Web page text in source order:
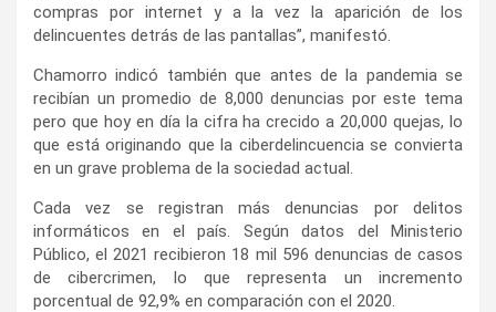
compras por internet y a la vez la aparición de los
delincuentes detrás de las pantallas”, manifestó.
Chamorro indicó también que antes de la pandemia se
recibían un promedio de 8,000 denuncias por este tema
pero que hoy en día la cifra ha crecido a 20,000 quejas, lo
que está originando que la ciberdelincuencia se convierta
en un grave problema de la sociedad actual.
Cada vez se registran más denuncias por delitos
informáticos en el país. Según datos del Ministerio
Público, el 2021 recibieron 18 mil 596 denuncias de casos
de cibercrimen, lo que representa un incremento
porcentual de 92,9% en comparación con el 2020.